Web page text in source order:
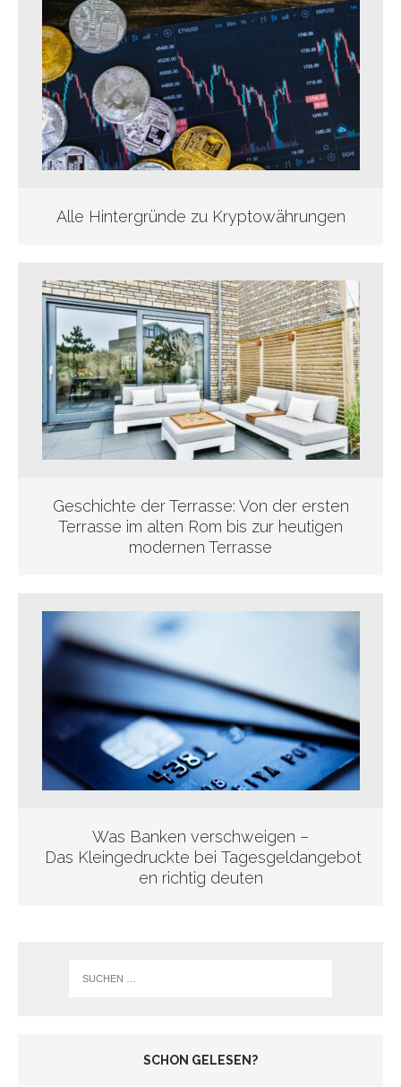
Alle Hintergründe zu Kryptowährungen
Geschichte der Terrasse: Von der ersten
Terrasse im alten Rom bis zur heutigen
modernen Terrasse
Was Banken verschweigen –
Das Kleingedruckte bei Tagesgeldangebot
en richtig deuten
SCHON GELESEN?